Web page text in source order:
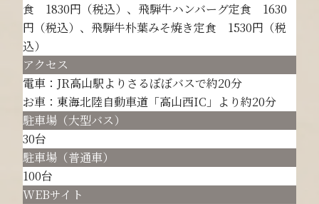
食 1830円（税込）、飛騨牛ハンバーグ定食 1630
円（税込）、飛騨牛朴葉みそ焼き定食 1530円（税
込）
アクセス
電車：JR高山駅よりさるぼぼバスで約20分
お車：東海北陸自動車道「高山西IC」より約20分
駐車場（大型バス）
30台
駐車場（普通車）
100台
WEBサイト